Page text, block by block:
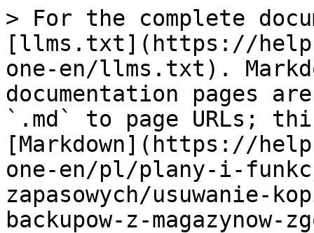
> For the complete
[llms.txt](https://
one-en/llms.txt).
documentation pages
`.md` to page URLs;
[Markdown](https://
one-en/pl/plany-i-
zapasowych/usuwanie-
backupow-z-magazynow-